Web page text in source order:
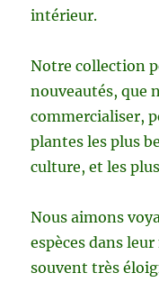
intérieur.
Notre collection
nouveautés, que
commercialiser,
plantes les plus
culture, et les
Nous aimons
espèces dans
souvent très